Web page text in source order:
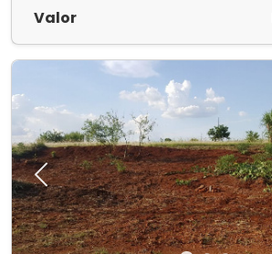
Valor
Previous